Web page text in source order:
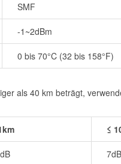
SMF
-1~2dBm
0 bis 70°C (32 bis 158°F)
als 40 km beträgt,
≤
7dB